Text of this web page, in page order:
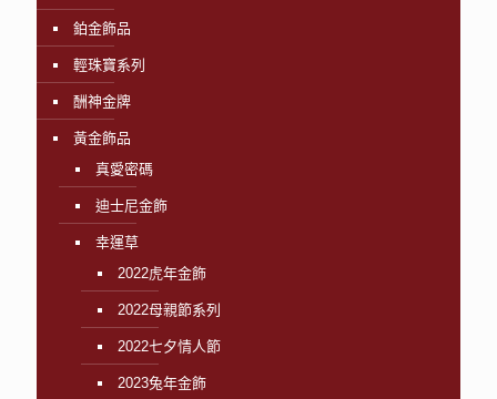
鉑金飾品
輕珠寶系列
酬神金牌
黃金飾品
真愛密碼
迪士尼金飾
幸運草
2022虎年金飾
2022母親節系列
2022七夕情人節
2023兔年金飾